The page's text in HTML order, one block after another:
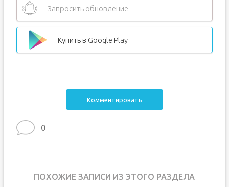
Запросить обновление
Купить в Google Play
Комментировать
0
ПОХОЖИЕ ЗАПИСИ ИЗ ЭТОГО РАЗДЕЛА